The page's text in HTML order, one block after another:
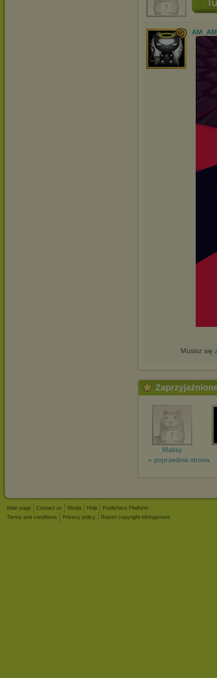
AM_AM
Musisz się
Maksy
« poprzednia strona
Main page Contact us Media Help
Publishers Platform
Terms and conditions
Privacy policy Report copyright infringement